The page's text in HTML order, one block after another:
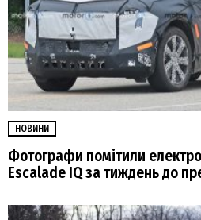
НОВИНИ
Фотографи помітили
Escalade IQ за тиждень до